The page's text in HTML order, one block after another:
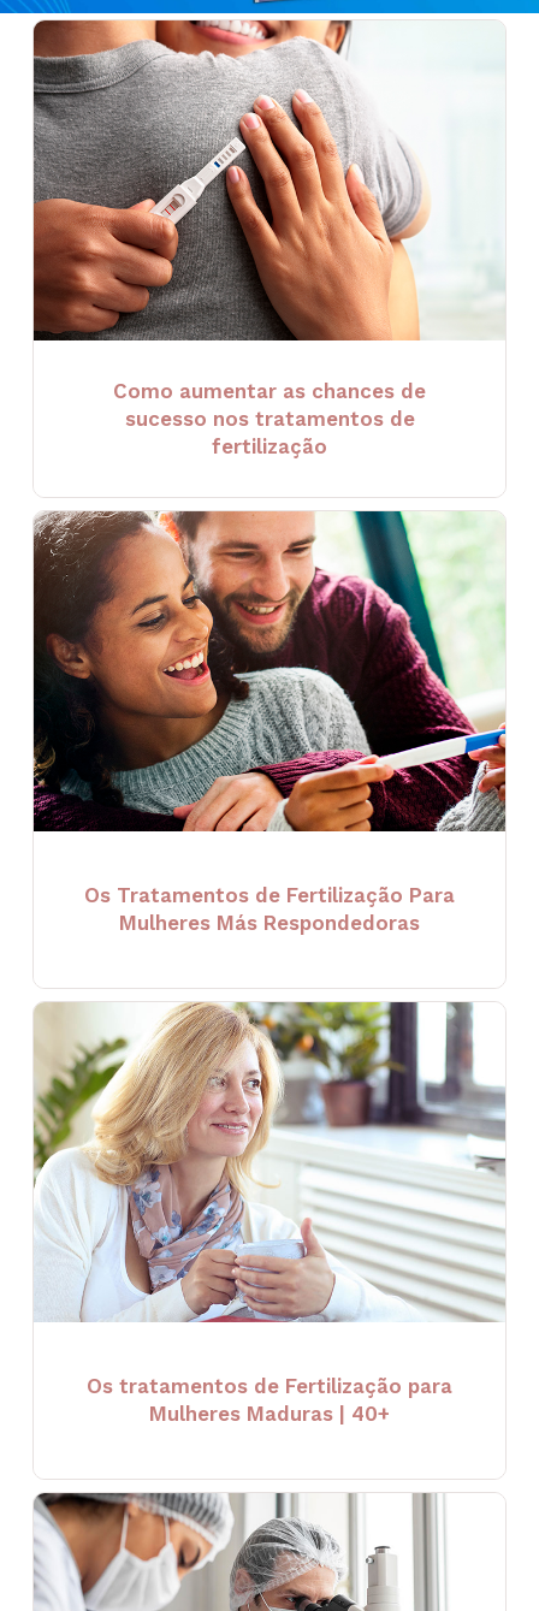
Como aumentar as chances de
sucesso nos tratamentos de
fertilização
Os Tratamentos de Fertilização Para
Mulheres Más Respondedoras
Os tratamentos de Fertilização para
Mulheres Maduras | 40+